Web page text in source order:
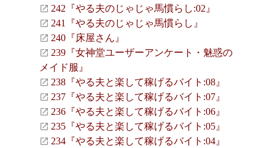
242『やる夫のじゃじゃ馬慣らし:02』
241『やる夫のじゃじゃ馬慣らし』
240『床屋さん』
239『女神堂ユーザーアンケート・魅惑の
メイド服』
238『やる夫と楽して稼げるバイト:08』
237『やる夫と楽して稼げるバイト:07』
236『やる夫と楽して稼げるバイト:06』
235『やる夫と楽して稼げるバイト:05』
234『やる夫と楽して稼げるバイト:04』